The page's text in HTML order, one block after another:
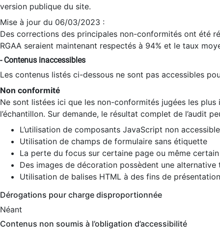
version publique du site.
Mise à jour du 06/03/2023 :
Des corrections des principales non-conformités ont été
RGAA seraient maintenant respectés à 94% et le taux
- Contenus inaccessibles
Les contenus listés ci-dessous ne sont pas accessibles
Non conformité
Ne sont listées ici que les non-conformités jugées les
l’échantillon. Sur demande, le résultat complet de l’audit
L’utilisation de composants JavaScript non
Utilisation de champs de formulaire sans étiquette
La perte du focus sur certaine page ou même
Des images de décoration possèdent une alternative
Utilisation de balises HTML à des fins de
Dérogations pour charge disproportionnée
Néant
Contenus non soumis à l’obligation d’accessibilité